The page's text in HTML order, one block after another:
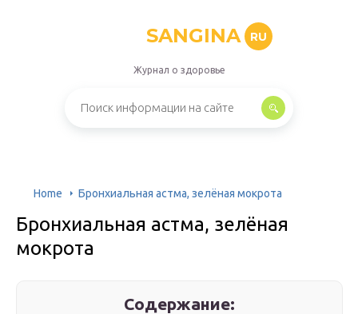
SANGINA RU
Журнал о здоровье
Home Бронхиальная астма, зелёная мокрота
Бронхиальная астма, зелёная
мокрота
Содержание: